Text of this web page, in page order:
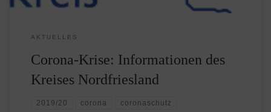
AKTUELLES
Corona-Krise: Informationen des
Kreises Nordfriesland
2019/20 corona coronaschutz